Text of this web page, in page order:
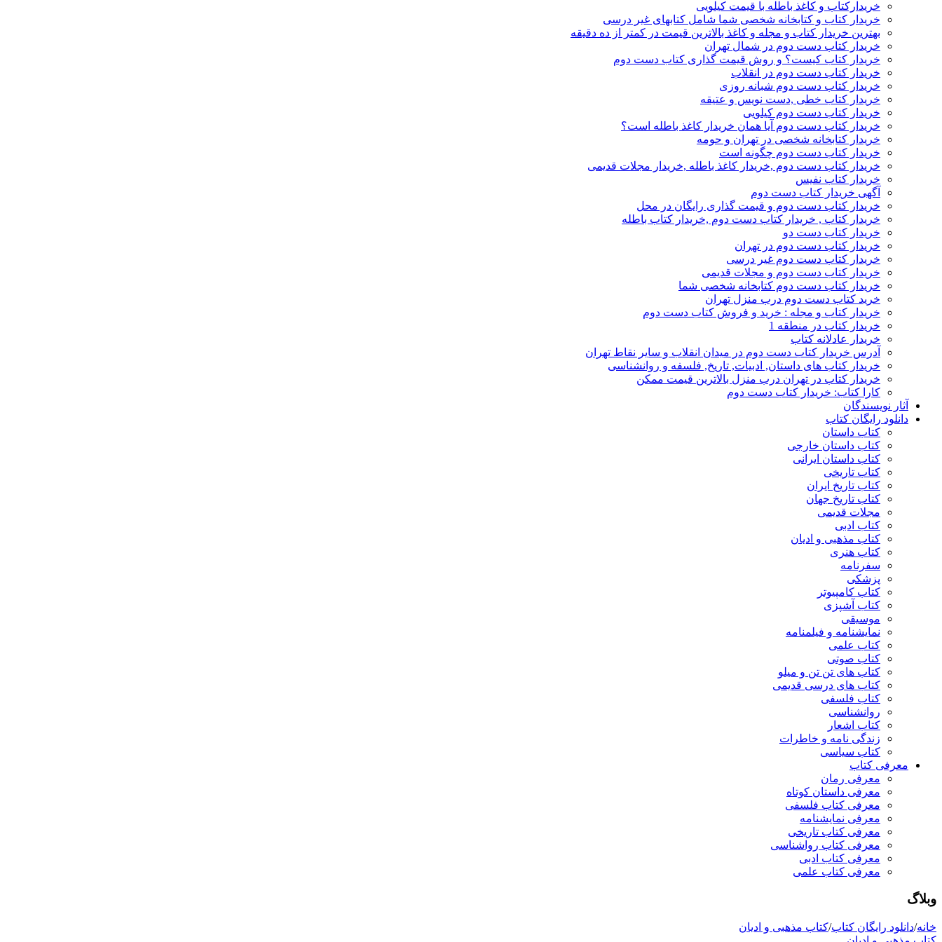
خریدارکتاب و کاغذ باطله با قیمت کیلویی
خریدار کتاب و کتابخانه شخصی شما شامل کتابهای غیر درسی
بهترین خریدار کتاب و مجله و کاغذ بالاترین قیمت در کمتر از ده دقیقه
خریدار کتاب دست دوم در شمال تهران
خریدار کتاب کیست؟ و روش قیمت گذاری کتاب دست دوم
خریدار کتاب دست دوم در انقلاب
خریدار کتاب دست دوم شبانه روزی
خریدار کتاب خطی ,دست نویس و عتیقه
خریدار کتاب دست دوم کیلویی
خریدار کتاب دست دوم آیا همان خریدار کاغذ باطله است؟
خریدار کتابخانه شخصی در تهران و حومه
خریدار کتاب دست دوم چگونه است
خریدار کتاب دست دوم ,خریدار کاغذ باطله ,خریدار مجلات قدیمی
خریدار کتاب نفیس
آگهی خریدار کتاب دست دوم
خریدار کتاب دست دوم و قیمت گذاری رایگان در محل
خریدار کتاب , خریدار کتاب دست دوم ,خریدار کتاب باطله
خریدار کتاب دست دو
خریدار کتاب دست دوم در تهران
خریدار کتاب دست دوم غیر درسی
خریدار کتاب دست دوم و مجلات قدیمی
خریدار کتاب دست دوم کتابخانه شخصی شما
خرید کتاب دست دوم درب منزل تهران
خریدار کتاب و مجله : خرید و فروش کتاب دست دوم
خریدار کتاب در منطقه 1
خریدار عادلانه کتاب
آدرس خریدار کتاب دست دوم در میدان انقلاب و سایر نقاط تهران
خریدار کتاب های داستان, ادبیات, تاریخ, فلسفه و روانشناسی
خریدار کتاب در تهران درب منزل بالاترین قیمت ممکن
کارا کتاب: خریدار کتاب دست دوم
آثار نویسندگان
دانلود رایگان کتاب
کتاب داستان
کتاب داستان خارجی
کتاب داستان ایرانی
کتاب تاریخی
کتاب تاریخ ایران
کتاب تاریخ جهان
مجلات قدیمی
کتاب ادبی
کتاب مذهبی و ادیان
کتاب هنری
سفرنامه
پزشکی
کتاب کامپیوتر
کتاب آشپزی
موسیقی
نمایشنامه و فیلمنامه
کتاب علمی
کتاب صوتی
کتاب های تن تن و میلو
کتاب های درسی قدیمی
کتاب فلسفی
روانشناسی
کتاب اشعار
زندگی نامه و خاطرات
کتاب سیاسی
معرفی کتاب
معرفی رمان
معرفی داستان کوتاه
معرفی کتاب فلسفی
معرفی نمایشنامه
معرفی کتاب تاریخی
معرفی کتاب رواشناسی
معرفی کتاب ادبی
معرفی کتاب علمی
وبلاگ
خانه/دانلود رایگان کتاب/کتاب مذهبی و ادیان